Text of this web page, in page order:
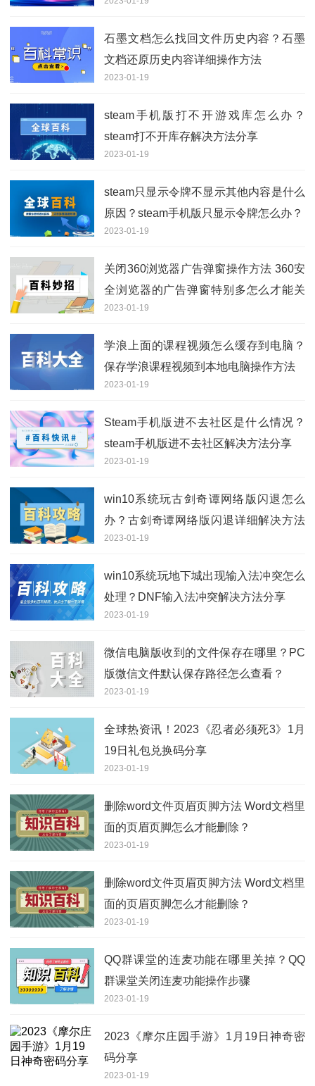
调整？
石墨文档怎么找回文件历史内容？石墨
文档还原历史内容详细操作方法
2023-01-19
steam手机版打不开游戏库怎么办？
steam打不开库存解决方法分享
2023-01-19
steam只显示令牌不显示其他内容是什么
原因？steam手机版只显示令牌怎么办？
2023-01-19
关闭360浏览器广告弹窗操作方法 360安
全浏览器的广告弹窗特别多怎么才能关
掉？
2023-01-19
学浪上面的课程视频怎么缓存到电脑？
保存学浪课程视频到本地电脑操作方法
2023-01-19
Steam手机版进不去社区是什么情况？
steam手机版进不去社区解决方法分享
2023-01-19
win10系统玩古剑奇谭网络版闪退怎么
办？古剑奇谭网络版闪退详细解决方法
分享
2023-01-19
win10系统玩地下城出现输入法冲突怎么
处理？DNF输入法冲突解决方法分享
2023-01-19
微信电脑版收到的文件保存在哪里？PC
版微信文件默认保存路径怎么查看？
2023-01-19
全球热资讯！2023《忍者必须死3》1月
19日礼包兑换码分享
2023-01-19
删除word文件页眉页脚方法 Word文档里
面的页眉页脚怎么才能删除？
2023-01-19
删除word文件页眉页脚方法 Word文档里
面的页眉页脚怎么才能删除？
2023-01-19
QQ群课堂的连麦功能在哪里关掉？QQ
群课堂关闭连麦功能操作步骤
2023-01-19
2023《摩尔庄园手游》1月19日神奇密
码分享
2023-01-19